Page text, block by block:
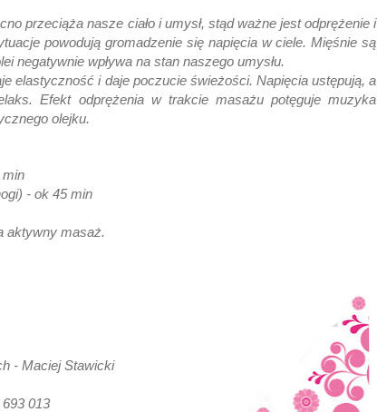
przeciąża nasze ciało i umysł, stąd ważne jest odprężenie i
powodują gromadzenie się napięcia w ciele. Mięśnie są
negatywnie wpływa na stan naszego umysłu.
elastyczność i daje poczucie świeżości. Napięcia ustępują, a
Efekt odprężenia w trakcie masażu potęguje muzyka
olejku.
min
- ok 45 min
aktywny masaż.
- Maciej Stawicki
013